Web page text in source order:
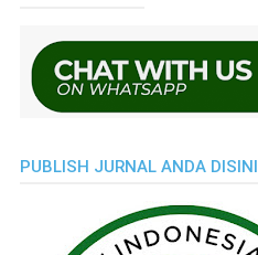
PUBLISH JURNAL ANDA DISINI